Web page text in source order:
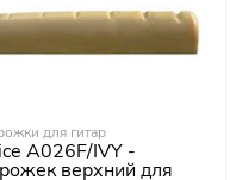
для гитар
A026F/IVY -
верхний для